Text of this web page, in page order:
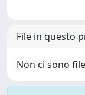
File in questo
Non ci sono